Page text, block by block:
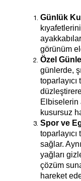
Günlük
görünüm
Özel
günlerde,
toparlayıcı
Elbiselerin
kusursuz
Spor ve
sağlar.
yağları
çözüm
hareket